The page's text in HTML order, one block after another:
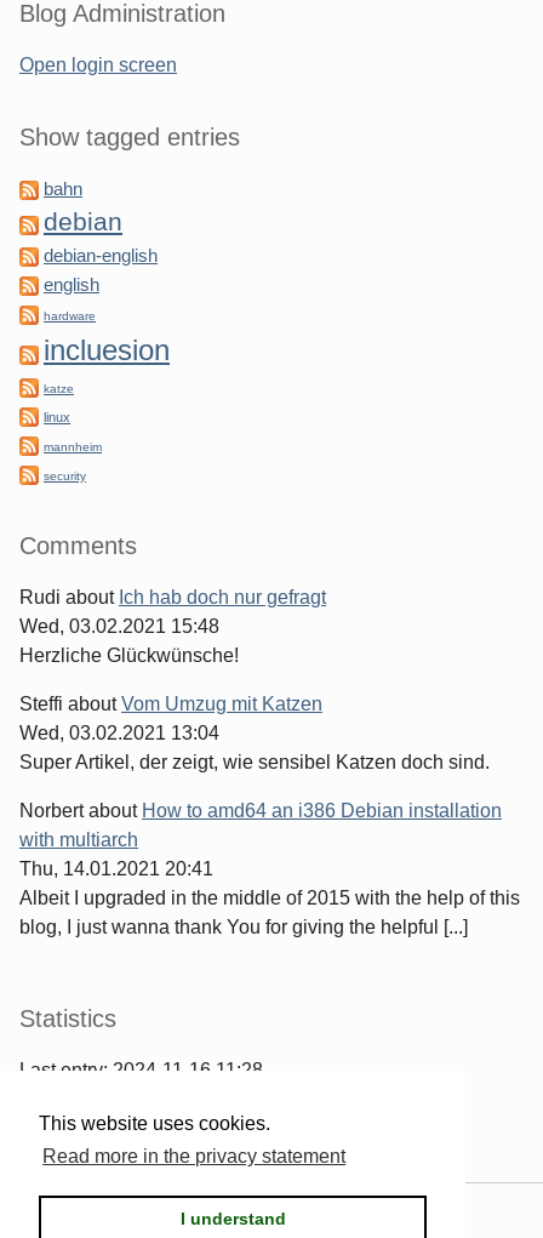
This website uses cookies.
Read more in the privacy statement
I understand
Blog Administration
Open login screen
Show tagged entries
bahn
debian
debian-english
english
hardware
incluesion
katze
linux
mannheim
security
Comments
Rudi about Ich hab doch nur gefragt
Wed, 03.02.2021 15:48
Herzliche Glückwünsche!
Steffi aboutVom Umzug mit Katzen
Wed, 03.02.2021 13:04
Super Artikel, der zeigt, wie sensibel Katzen doch sind.
Norbertabout How to amd64 an i386 Debian installation
with multiarch
Thu, 14.01.2021 20:41
Albeit I upgraded in the middle of 2015 with the help of this
blog, I just wanna thank You for giving the helpful [...]
Statistics
Last entry: 2024-11-16 11:28
2567comments have been made
Serendipity & the theme.